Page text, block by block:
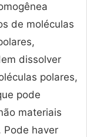
de moléculas
dissolver
polares,
pode
materiais
Pode haver